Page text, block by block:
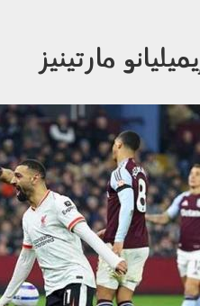
مارتينيز
060703.jpg